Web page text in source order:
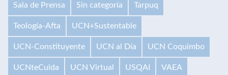
Sala de Prensa Sin categoría Tarpuq
Teología-Afta UCN+Sustentable
UCN-Constituyente UCN al Día UCN Coquimbo
UCNteCuida UCN Virtual USQAI VAEA